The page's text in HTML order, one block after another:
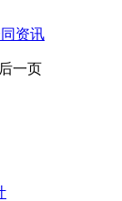
资讯
一页